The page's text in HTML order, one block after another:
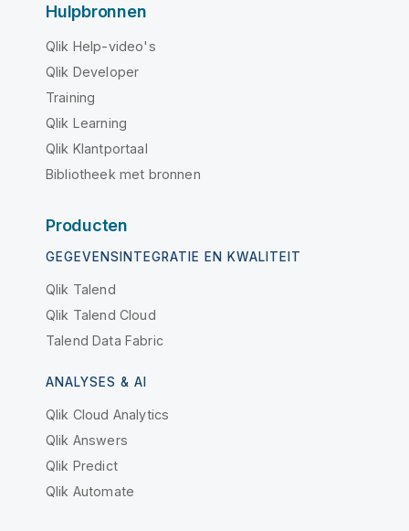
Hulpbronnen
Qlik Help-video's
Qlik Developer
Training
Qlik Learning
Qlik Klantportaal
Bibliotheek met bronnen
Producten
GEGEVENSINTEGRATIE EN KWALITEIT
Qlik Talend
Qlik Talend Cloud
Talend Data Fabric
ANALYSES & AI
Qlik Cloud Analytics
Qlik Answers
Qlik Predict
Qlik Automate